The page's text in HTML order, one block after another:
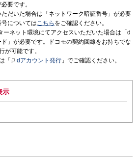
要です。
ただいた場合は「ネットワーク暗証番号」が必要
についてはこちら をご確認ください。
ーネット環境にてアクセスいただいた場合は「d
」が必要です。ドコモの契約回線をお持ちでな
が可能です。
「
dアカウント発行 」でご確認ください。
示